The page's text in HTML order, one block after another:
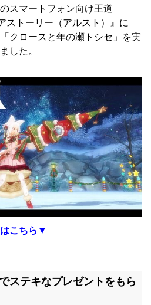
スマートフォン向け王道
ストーリー（アルスト）』に
クロースと年の瀬トシセ」を実
した。
こちら▼
ステキなプレゼントをもら